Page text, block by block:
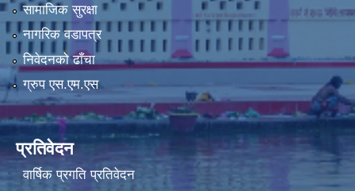
सामाजिक सुरक्षा
नागरिक वडापत्र
निवेदनको ढाँचा
ग्रुप एस.एम.एस
प्रतिवेदन
वार्षिक प्रगति प्रतिवेदन